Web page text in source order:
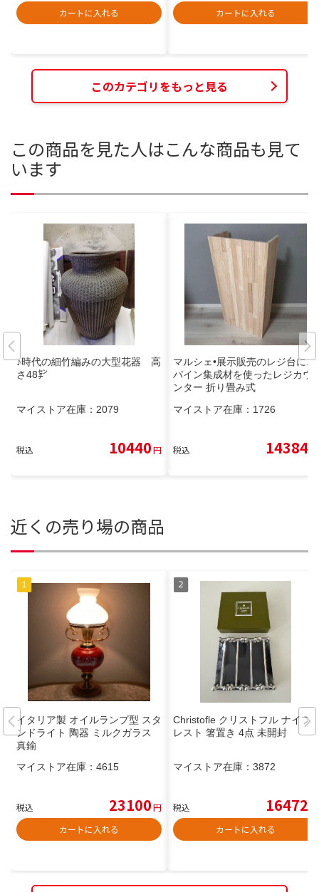
カートに入れる
カートに入れる
このカテゴリをもっと見る
この商品を見た人はこんな商品も見て
います
♪時代の細竹編みの大型花器 高
さ48㌢
マイストア在庫： 2079
税込 10440円
マルシェ•展示販売のレジ台に♪
パイン集成材を使ったレジカウ
ンター 折り畳み式
マイストア在庫： 1726
税込 14384
近くの売り場の商品
イタリア製 オイルランプ型 スタ
ンドライト 陶器 ミルクガラス
真鍮
マイストア在庫： 4615
税込 23100円
カートに入れる
Christofle クリストフル ナイフ
レスト 箸置き 4点 未開封
マイストア在庫： 3872
税込 16472
カートに入れる